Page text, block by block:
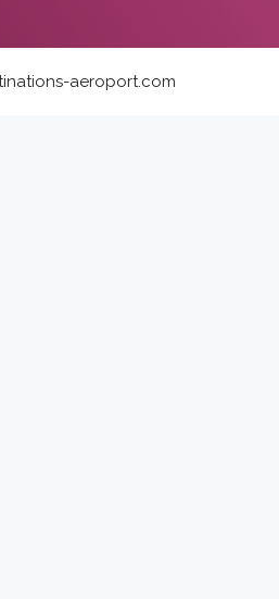
aeroport.com